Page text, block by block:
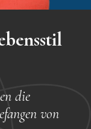
die
von